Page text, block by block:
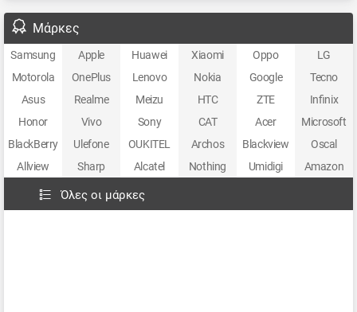
Μάρκες
Samsung Apple Huawei Xiaomi Oppo
LG
Motorola
OnePlus Lenovo Nokia Google
Tecno
Asus
Realme Meizu HTC ZTE
Infinix
Honor
Vivo Sony CAT Acer
Microsoft
BlackBerry
Ulefone OUKITEL Archos Blackview
Oscal
Allview
Sharp Alcatel Nothing Umidigi Amazon
Όλες οι μάρκες